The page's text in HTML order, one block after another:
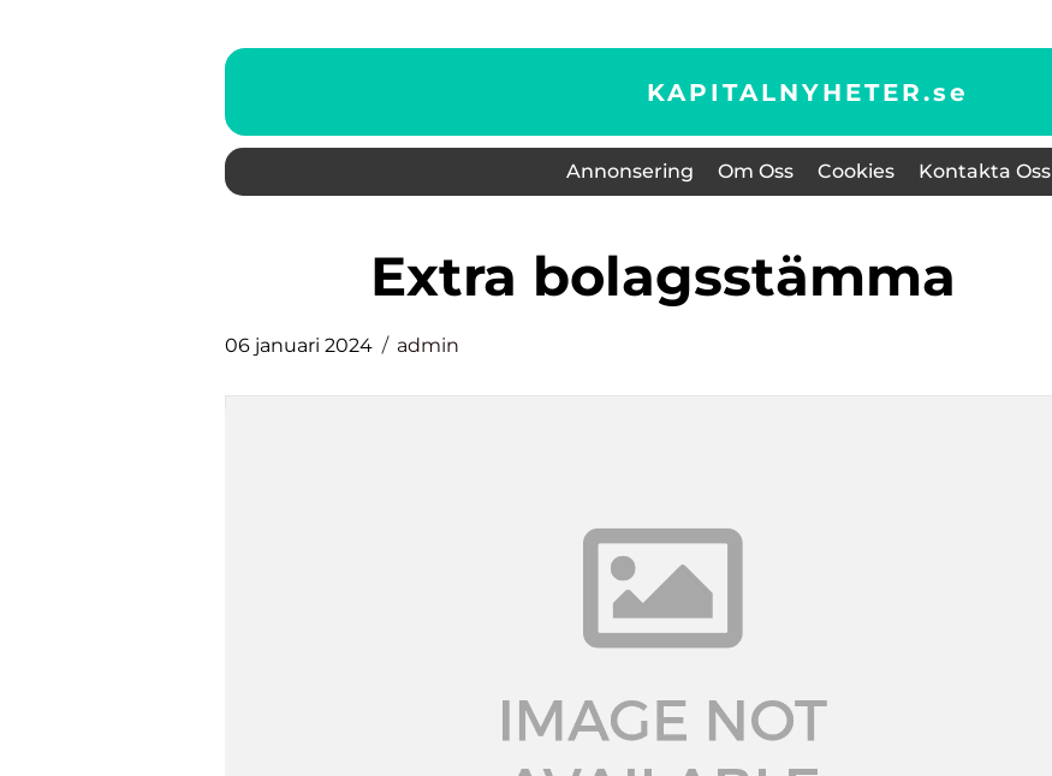
KAPITALNYHETER.se
Annonsering Om Oss Cookies Kontakta Oss
extra bolagsstämma
06 januari 2024 admin